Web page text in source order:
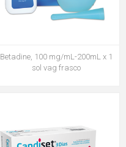
Betadine, 100 mg/mL-200mL x 1
sol vag frasco